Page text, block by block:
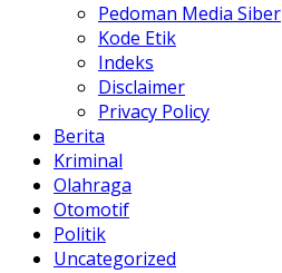
Pedoman Media Siber
Kode Etik
Indeks
Disclaimer
Privacy Policy
Berita
Kriminal
Olahraga
Otomotif
Politik
Uncategorized